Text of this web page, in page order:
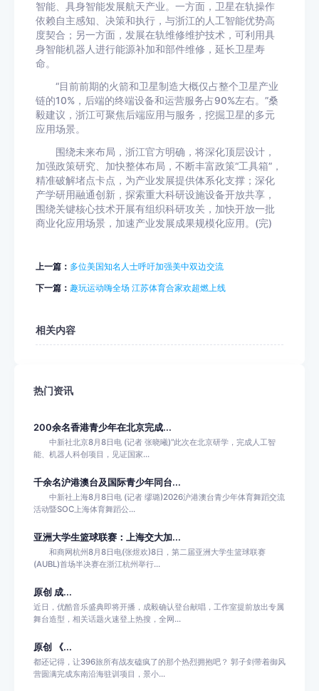
智能、具身智能发展航天产业。一方面，卫星在轨操作
依赖自主感知、决策和执行，与浙江的人工智能优势高
度契合；另一方面，发展在轨维修维护技术，可利用具
身智能机器人进行能源补加和部件维修，延长卫星寿
命。
“目前前期的火箭和卫星制造大概仅占整个卫星产业
链的10%，后端的终端设备和运营服务占90%左右。”桑
毅建议，浙江可聚焦后端应用与服务，挖掘卫星的多元
应用场景。
围绕未来布局，浙江官方明确，将深化顶层设计，
加强政策研究、加快整体布局，不断丰富政策“工具箱”，
精准破解堵点卡点，为产业发展提供体系化支撑；深化
产学研用融通创新，探索重大科研设施设备开放共享，
围绕关键核心技术开展有组织科研攻关，加快开放一批
商业化应用场景，加速产业发展成果规模化应用。(完)
上一篇： 多位美国知名人士呼吁加强美中双边交流
下一篇： 趣玩运动嗨全场 江苏体育合家欢超燃上线
相关内容
热门资讯
200余名香港青少年在北京完成...
中新社北京8月8日电 (记者 张晓曦)“此次在北京研学，完成人工智
能、机器人科创项目，见证国家...
千余名沪港澳台及国际青少年同台...
中新社上海8月8日电 (记者 缪璐)2026沪港澳台青少年体育舞蹈交流
活动暨SOC上海体育舞蹈公...
亚洲大学生篮球联赛：上海交大加...
和商网杭州8月8日电(张煜欢)8日，第二届亚洲大学生篮球联赛
(AUBL)首场半决赛在浙江杭州举行...
原创 成...
近日，优酷音乐盛典即将开播，成毅确认登台献唱，工作室提前放出专属
舞台造型，相关话题火速登上热搜，全网...
原创 《...
都还记得，让396旅所有战友磕疯了的那个热烈拥抱吧？ 郭子剑带着御风
营圆满完成东南沿海驻训项目，景小...